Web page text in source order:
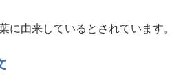
に由来しているとされています。